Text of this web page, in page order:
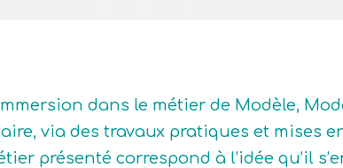
dans le métier de Modèle,
via des travaux pratiques et mises
présenté correspond à l’idée qu’il